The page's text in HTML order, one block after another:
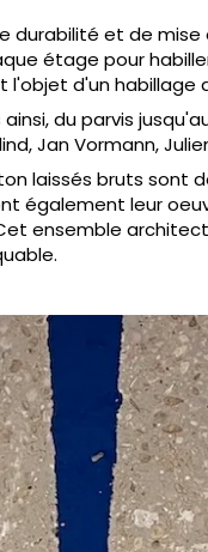
durabilité et de
étage pour
d'un habillage
du parvis
Jan Vormann,
laissés bruts sont
également leur
ensemble